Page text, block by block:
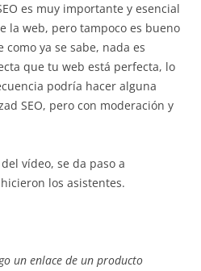
es muy importante y esencial
la web, pero tampoco es bueno
como ya se sabe, nada es
que tu web está perfecta, lo
podría hacer alguna
SEO, pero con moderación y
vídeo, se da paso a
los asistentes.
un enlace de un producto